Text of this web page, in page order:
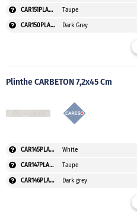
CAR151PLAUVEO Taupe
CAR150PLAUVEO Dark Grey
Plinthe CARBETON 7,2x45 Cm
CAR145PLAUVEO White
CAR147PLAUVEO Taupe
CAR146PLAUVEO Dark grey